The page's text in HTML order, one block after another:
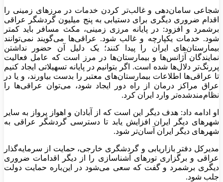
شجاعی سامان‌دهی و غالب‌تر کردن خدمات در مرز‌های زمینی را
اقدام ضروری دیگری برای دستیابی به پنج میلیون گردشگر عراقی
برشمرد و افزود: در پایانه مرزی زمینی، مکث مسافر باید کمتر
شود. خدمات یکپارچه و غالب شود. عراقی‌ها می‌گویند نمی‌توانند
بیمارستان‌های ایران را پیدا کنند؛ یک دلیل آن حضور نداشتن
نمایندگان آژانس‌ها و بیمارستان‌ها در مرز است که عامل فعالیت
پررنگ‌تر دلال‌ها شده است. اگر بتوانیم در پایانه تسهیلاتی ایجاد کنیم
تا عراقی‌ها اطلاعات بیمارستان‌های معتبر را بدست بیاورند، و یا در
عراق مراکز درمان از راه دور ایجاد شود، می‌توان عراقی‌ها را
نظام‌مندشده‌تر وارد ایران کرد.
او ادامه داد: هدف دیگر این است که از آبادان و اهواز پرواز به سایر
شهر‌های دیگر ایران افزایش یابد تا دسترسی گردشگر عراقی به
شهر‌های دیگر ایران آسان‌تر شود.
مدیرکل دفتر بازاریابی و گردشگری خارجی، حمایت از سرمایه‌گذار
عراقی و برگزاری تور‌های آشناسازی را از دیگر اقدامات ضروری
دیگری برشمرد و گفت که سعی می‌شود در این‌باره حمایت دولت
جلب شود.